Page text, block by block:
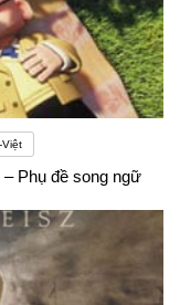
Việt
Phụ đề song ngữ